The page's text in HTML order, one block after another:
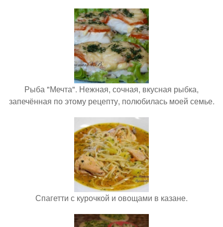
Рыба "Мечта". Нежная, сочная, вкусная рыбка,
запечённая по этому рецепту, полюбилась моей семье.
Спагетти с курочкой и овощами в казане.